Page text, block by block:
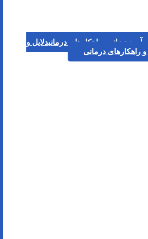
آوردن زانو و راهکارهای درمانیدلایل و
راهکارهای درمانی